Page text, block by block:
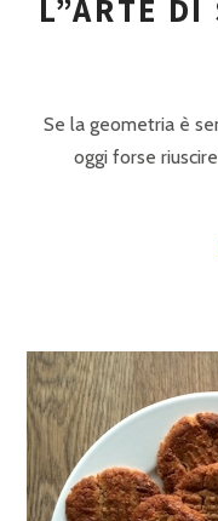
L”ARTE DI
Se la geometria è
oggi forse